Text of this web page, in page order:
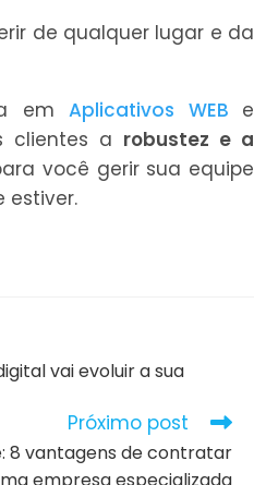
de qualquer lugar e da
em Aplicativos WEB e
clientes a robustez e a
você gerir sua equipe
estiver.
vai evoluir a sua
Próximo post
8 vantagens de contratar
empresa especializada